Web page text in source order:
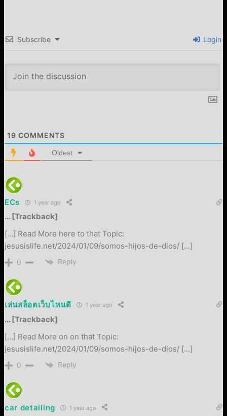
Subscribe Login
19 COMMENTS
Oldest
ECs 1 year ago
… [Trackback]
[…] Read More here to that Topic:
jesusislife.net/2024/01/09/somos-hijos-de-dios/ […]
0 Reply
เล่นสล็อตเว็บไหนดี 1 year ago
… [Trackback]
[…] Read More on on that Topic:
jesusislife.net/2024/01/09/somos-hijos-de-dios/ […]
0 Reply
car detailing 1 year ago